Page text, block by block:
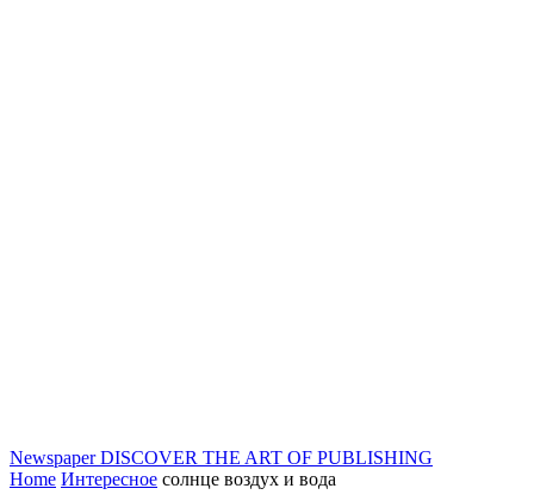
Newspaper DISCOVER THE ART OF PUBLISHING
Home Интересное солнце воздух и вода